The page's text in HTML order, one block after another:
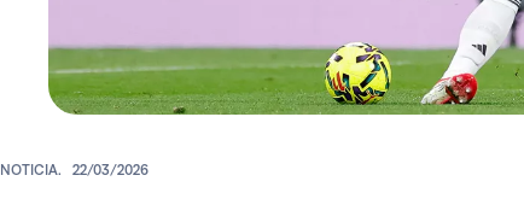
NOTICIA. 22/03/2026